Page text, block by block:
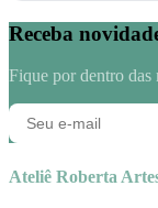
Receba
Fique por dentro das
Ateliê Roberta